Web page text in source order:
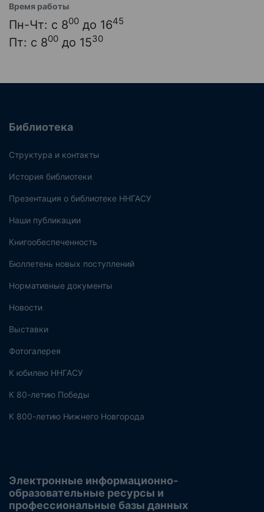
Время работы
Пн-Чт: с 800 до 1645
Пт: с 800 до 1530
Библиотека
Структура и контакты
История библиотеки
Презентация о библиотеке ННГАСУ
Наши публикации
Книгообеспеченность
Бюллетень новых поступлений
Нормативные документы
Новости
Выставки
Фотогалерея
К юбилею ННГАСУ
К 80-летию Победы
К 800-летию Нижнего Новгорода
Электронные информационно-
образовательные ресурсы и
профессиональные базы данных